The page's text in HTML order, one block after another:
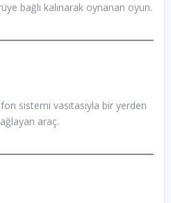
bağlı kalınarak oynanan oyun.
sistemi vasıtasıyla bir yerden
araç.